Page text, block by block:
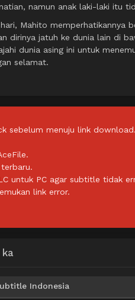
namun anak laki-laki itu
Mahito memperhatikannya
dirinya jatuh ke dunia lain di
dunia asing ini untuk
selamat.
sebelum menuju link download.
untuk PC agar subtitle tidak
link error.
Indonesia